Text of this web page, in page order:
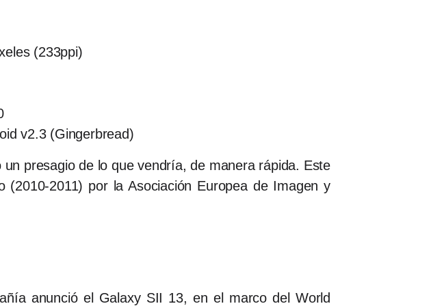
(233ppi)
v2.3 (Gingerbread)
presagio de lo que vendría, de manera rápida. Este
2011) por la Asociación Europea de Imagen y
anunció el Galaxy SII 13, en el marco del World